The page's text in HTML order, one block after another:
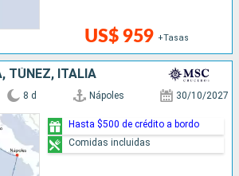
US$ 959 +Tasas
TÚNEZ, ITALIA
8 d Nápoles 30/10/2027
Hasta $500 de crédito a bordo
Comidas incluidas